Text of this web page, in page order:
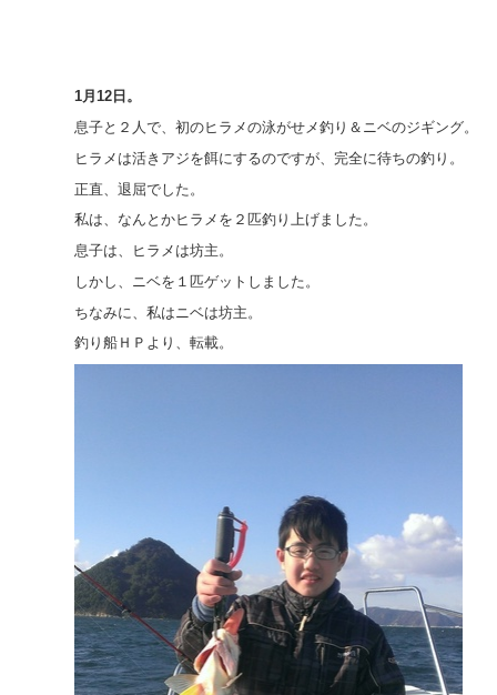
1月12日。
息子と２人で、初のヒラメの泳がせメ釣り＆ニベのジギング。
ヒラメは活きアジを餌にするのですが、完全に待ちの釣り。
正直、退屈でした。
私は、なんとかヒラメを２匹釣り上げました。
息子は、ヒラメは坊主。
しかし、ニベを１匹ゲットしました。
ちなみに、私はニベは坊主。
釣り船ＨＰより、転載。